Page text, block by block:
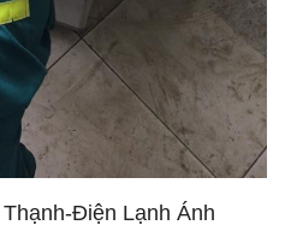
Điện Lạnh Ánh